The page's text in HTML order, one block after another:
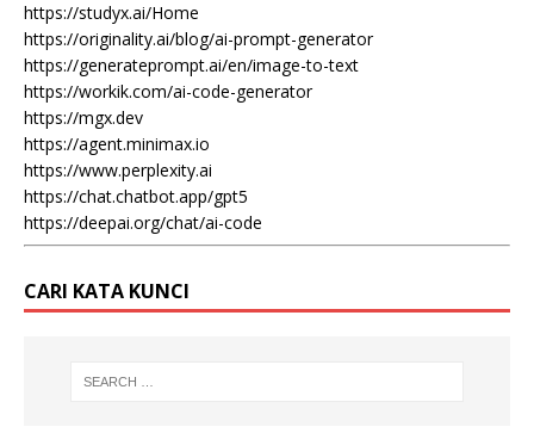
https://studyx.ai/Home
https://originality.ai/blog/ai-prompt-generator
https://generateprompt.ai/en/image-to-text
https://workik.com/ai-code-generator
https://mgx.dev
https://agent.minimax.io
https://www.perplexity.ai
https://chat.chatbot.app/gpt5
https://deepai.org/chat/ai-code
CARI KATA KUNCI